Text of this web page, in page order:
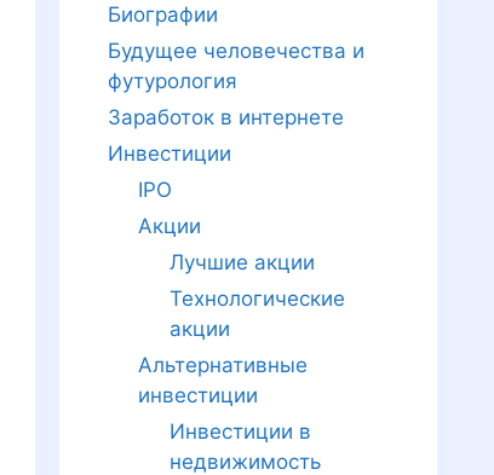
Биографии
Будущее человечества и
футурология
Заработок в интернете
Инвестиции
IPO
Акции
Лучшие акции
Технологические
акции
Альтернативные
инвестиции
Инвестиции в
недвижимость